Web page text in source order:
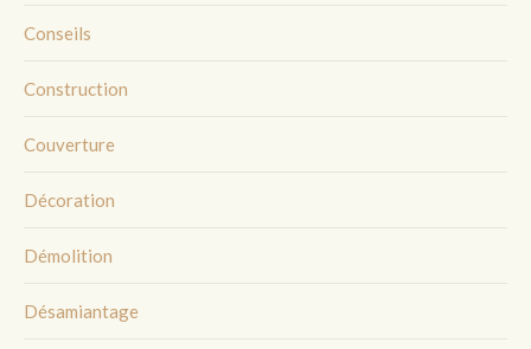
Conseils
Construction
Couverture
Décoration
Démolition
Désamiantage